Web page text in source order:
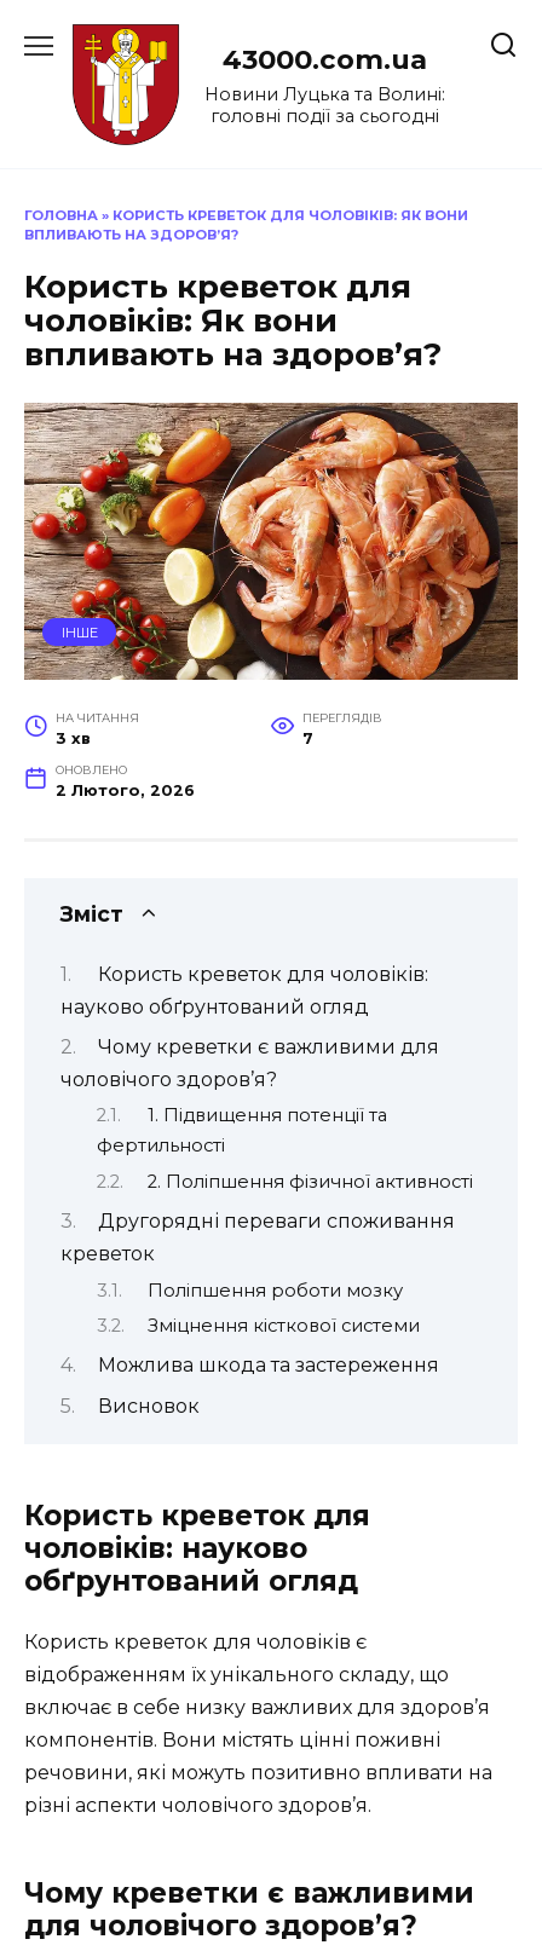
до
43000.com.ua
Новини Луцька та Волині:
головні події за сьогодні
ГОЛОВНА » КОРИСТЬ КРЕВЕТОК ДЛЯ ЧОЛОВІКІВ: ЯК ВОНИ
ВПЛИВАЮТЬ НА ЗДОРОВ’Я?
Користь креветок для
чоловіків: Як вони
впливають на здоров’я?
ІНШЕ
НА ЧИТАННЯ
3 хв
ПЕРЕГЛЯДІВ
7
ОНОВЛЕНО
2 Лютого, 2026
Зміст
Користь креветок для чоловіків:
науково обґрунтований огляд
Чому креветки є важливими для
чоловічого здоров’я?
1. Підвищення потенції та
фертильності
2. Поліпшення фізичної активності
Другорядні переваги споживання
креветок
Поліпшення роботи мозку
Зміцнення кісткової системи
Можлива шкода та застереження
Висновок
Користь креветок для
чоловіків: науково
обґрунтований огляд
Користь креветок для чоловіків є
відображенням їх унікального складу, що
включає в себе низку важливих для здоров’я
компонентів. Вони містять цінні поживні
речовини, які можуть позитивно впливати на
різні аспекти чоловічого здоров’я.
Чому креветки є важливими
для чоловічого здоров’я?